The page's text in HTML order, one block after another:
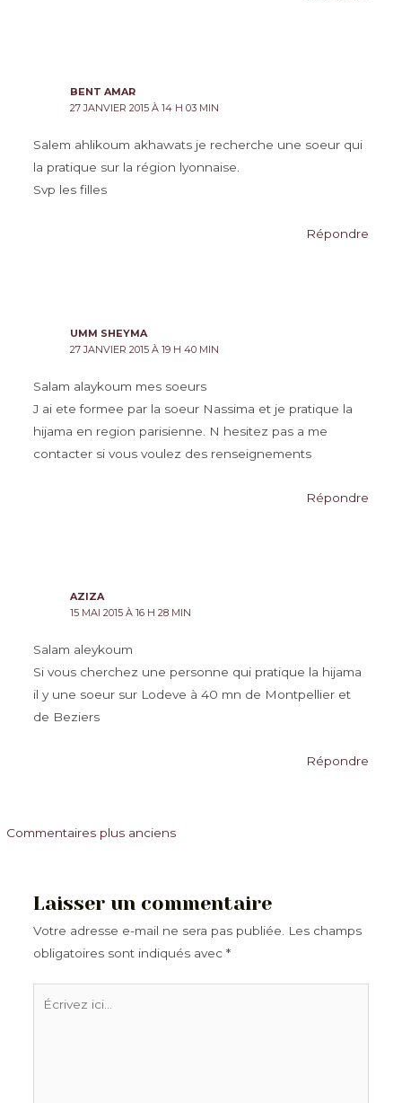
BENT AMAR
27 JANVIER 2015 À 14 H 03 MIN
Salem ahlikoum akhawats je recherche une soeur qui
la pratique sur la région lyonnaise.
Svp les filles
Répondre
UMM SHEYMA
27 JANVIER 2015 À 19 H 40 MIN
Salam alaykoum mes soeurs
J ai ete formee par la soeur Nassima et je pratique la
hijama en region parisienne. N hesitez pas a me
contacter si vous voulez des renseignements
Répondre
AZIZA
15 MAI 2015 À 16 H 28 MIN
Salam aleykoum
Si vous cherchez une personne qui pratique la hijama
il y une soeur sur Lodeve à 40 mn de Montpellier et
de Beziers
Répondre
Commentaires
récents
Commentaires plus anciens
Laisser un commentaire
Votre adresse e-mail ne sera pas publiée.
Les champs
obligatoires sont indiqués avec *